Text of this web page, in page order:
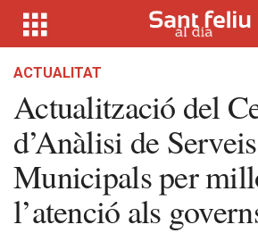
ACTUALITAT
Actualització del
d’Anàlisi de Serveis
Municipals per
l’atenció als